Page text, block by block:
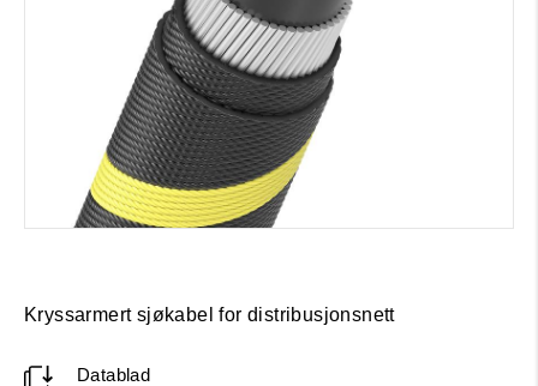
Kryssarmert sjøkabel for distribusjonsnett
Datablad